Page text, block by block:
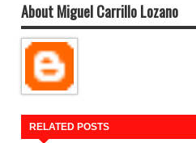
About Miguel Carrillo Lozano
RELATED POSTS